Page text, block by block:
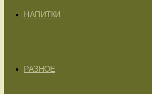
НАПИТКИ
РАЗНОЕ